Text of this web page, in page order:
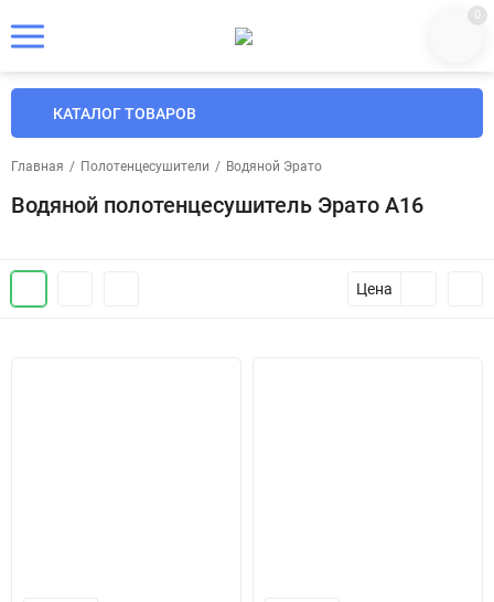
0
КАТАЛОГ ТОВАРОВ
Главная / Полотенцесушители / Водяной Эрато
Водяной полотенцесушитель Эрато A16
Цена